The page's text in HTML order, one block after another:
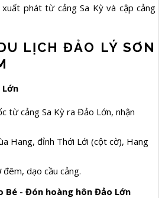
phát từ cảng Sa Kỳ và cập cảng
LỊCH ĐẢO LÝ SƠN
từ cảng Sa Kỳ ra Đảo Lớn, nhận
Hang, đỉnh Thới Lới (cột cờ), Hang
đêm, dạo cầu cảng.
Bé - Đón hoàng hôn Đảo Lớn